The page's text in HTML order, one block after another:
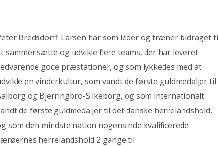
Bredsdorff-Larsen har som leder og træner bidraget
sammensætte og udvikle flere teams, der har leveret
gode præstationer, og som lykkedes med at
en vinderkultur, som vandt de første guldmedaljer til
og Bjerringbro-Silkeborg, og som internationalt
de første guldmedaljer til det danske herrelandshold,
som den mindste nation nogensinde kvalificerede
herrelandshold 2 gange til